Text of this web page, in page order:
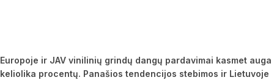
Europoje ir JAV vinilinių grindų dangų pardavimai kasmet auga
keliolika procentų. Panašios tendencijos stebimos ir Lietuvoje